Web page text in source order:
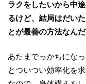
ラクをしたいから中
るけど、結局はだい
とが最善の方法なんだ
あたまでっかちにな
とついつい効率化を